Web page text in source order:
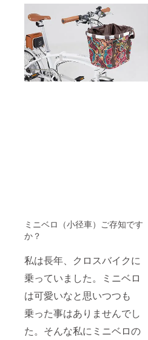
ミニベロ（小径車）ご存知です
か？
私は長年、クロスバイクに
乗っていました。ミニベロ
は可愛いなと思いつつも
乗った事はありませんでし
た。そんな私にミニベロの